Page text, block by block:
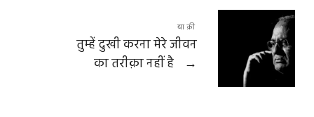
बाक़ी
तुम्हें दुखी करना मेरे जीवन
का तरीक़ा नहीं है
→